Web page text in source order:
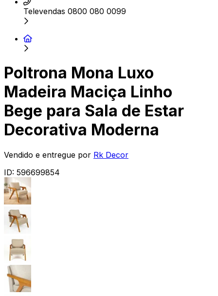
Televendas 0800 080 0099
Poltrona Mona Luxo
Madeira Maciça Linho
Bege para Sala de Estar
Decorativa Moderna
Vendido e entregue por Rk Decor
ID: 596699854